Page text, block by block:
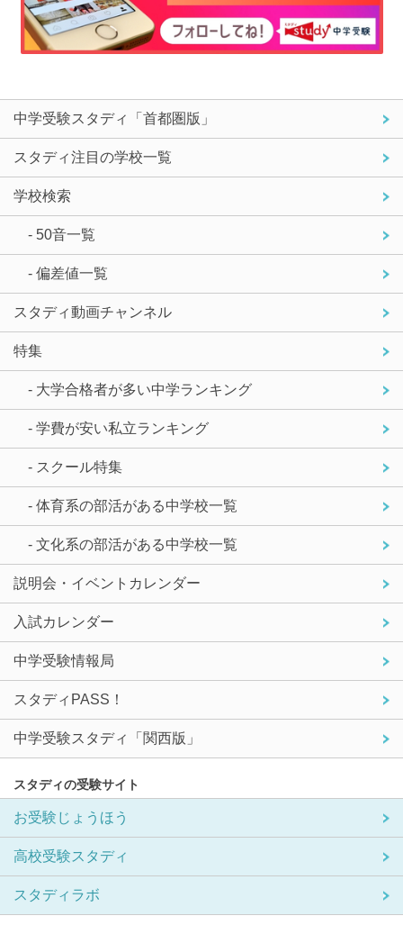
中学受験スタディ「首都圏版」
スタディ注目の学校一覧
学校検索
- 50音一覧
- 偏差値一覧
スタディ動画チャンネル
特集
- 大学合格者が多い中学ランキング
- 学費が安い私立ランキング
- スクール特集
- 体育系の部活がある中学校一覧
- 文化系の部活がある中学校一覧
説明会・イベントカレンダー
入試カレンダー
中学受験情報局
スタディPASS！
中学受験スタディ「関西版」
スタディの受験サイト
お受験じょうほう
高校受験スタディ
スタディラボ